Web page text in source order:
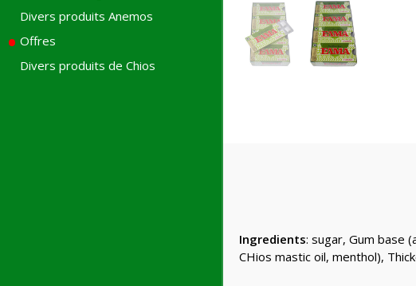
Divers produits Anemos
Offres
Divers produits de Chios
Ingredients: sugar, Gum base
CHios mastic oil, menthol),